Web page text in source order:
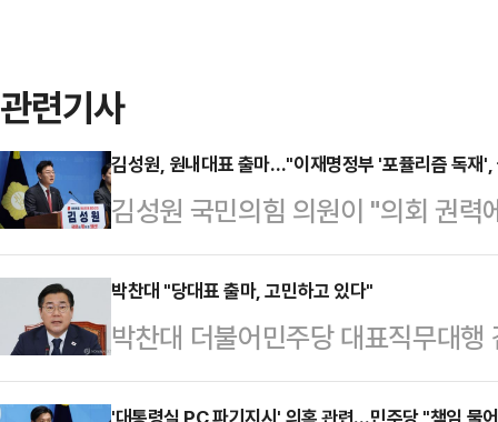
관련기사
김성원, 원내대표 출마…"이재명정부 '포퓰리즘 독재',
김성원 국민의힘 의원이 "의회 권
부가 민생은 챙기지 않고 포퓰리즘
국민과 함께 견제해야 한다"며 원
은 12일 오전 국회 소통관에서 기
거에서 반드시 이겨야 한다. 앞으로
박찬대 "당대표 출마, 고민하고 있다"
박찬대 더불어민주당 대표직무대
행 겸 원내대표 임기가 모두 끝난다